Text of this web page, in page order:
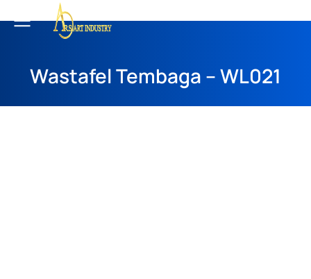
Wastafel Tembaga – WL021